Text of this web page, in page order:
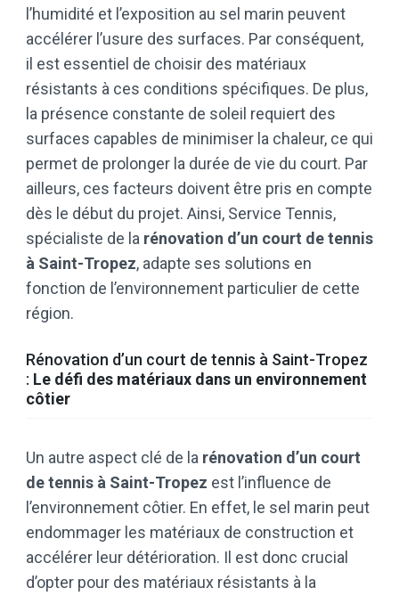
l’humidité et l’exposition au sel marin peuvent
accélérer l’usure des surfaces. Par conséquent,
il est essentiel de choisir des matériaux
résistants à ces conditions spécifiques. De plus,
la présence constante de soleil requiert des
surfaces capables de minimiser la chaleur, ce qui
permet de prolonger la durée de vie du court. Par
ailleurs, ces facteurs doivent être pris en compte
dès le début du projet. Ainsi, Service Tennis,
spécialiste de la rénovation d’un court de tennis
à Saint-Tropez, adapte ses solutions en
fonction de l’environnement particulier de cette
région.
Rénovation d’un court de tennis à Saint-Tropez
: Le défi des matériaux dans un environnement
côtier
Un autre aspect clé de la rénovation d’un court
de tennis à Saint-Tropez est l’influence de
l’environnement côtier. En effet, le sel marin peut
endommager les matériaux de construction et
accélérer leur détérioration. Il est donc crucial
d’opter pour des matériaux résistants à la